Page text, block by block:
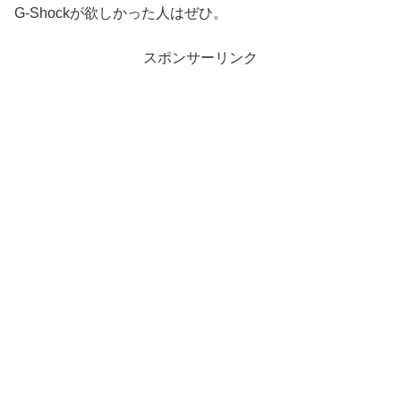
G-Shockが欲しかった人はぜひ。
スポンサーリンク